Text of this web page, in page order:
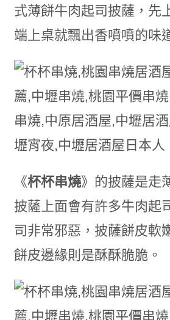
式薄餅牛肉起司披薩，先
端上桌就飄出香噴噴的味
《杯杯串燒》的披薩是走
披薩上面會有許多牛肉起
司非常邪惡，披薩餅皮軟
餅皮邊緣則是酥酥脆脆。